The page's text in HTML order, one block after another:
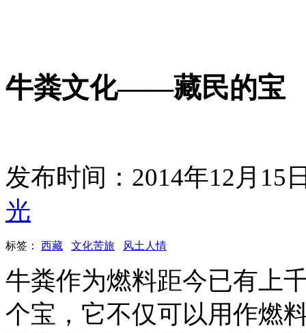
牛粪文化——藏民的宝
发布时间：2014年12月15
光
标签： 西藏 文化苦旅 风土人情
牛粪作为燃料距今已有上
个宝，它不仅可以用作燃